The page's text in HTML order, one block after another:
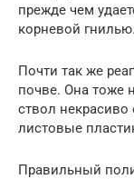
прежде чем
корневой гнилью.
Почти так же
почве. Она тоже
ствол
листовые
Правильный